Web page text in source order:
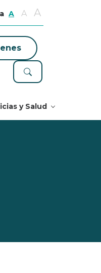
A A A
y Salud